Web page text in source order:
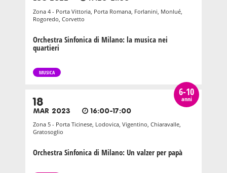
Zona 4 - Porta Vittoria, Porta Romana, Forlanini, Monlué,
Rogoredo, Corvetto
Orchestra Sinfonica di Milano: la musica nei
quartieri
MUSICA
6-10
anni
18
MAR 2023 16:00-17:00
Zona 5 - Porta Ticinese, Lodovica, Vigentino, Chiaravalle,
Gratosoglio
Orchestra Sinfonica di Milano: Un valzer per papà